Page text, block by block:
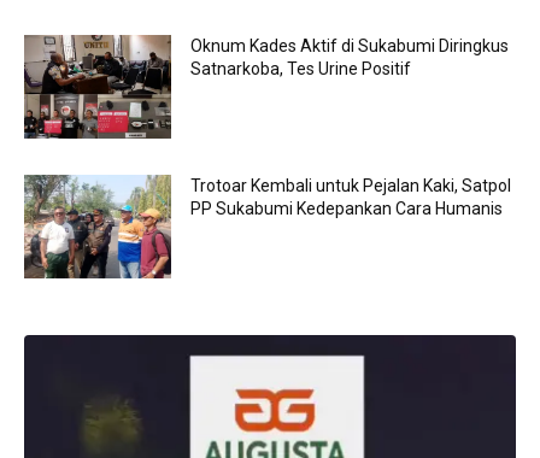
Oknum Kades Aktif di Sukabumi Diringkus
Satnarkoba, Tes Urine Positif
Trotoar Kembali untuk Pejalan Kaki, Satpol
PP Sukabumi Kedepankan Cara Humanis